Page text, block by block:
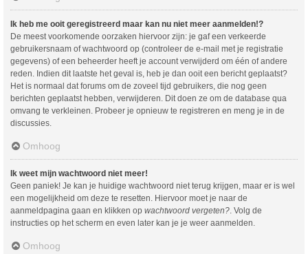
Ik heb me ooit geregistreerd maar kan nu niet meer aanmelden!?
De meest voorkomende oorzaken hiervoor zijn: je gaf een verkeerde
gebruikersnaam of wachtwoord op (controleer de e-mail met je registratie
gegevens) of een beheerder heeft je account verwijderd om één of andere
reden. Indien dit laatste het geval is, heb je dan ooit een bericht geplaatst?
Het is normaal dat forums om de zoveel tijd gebruikers, die nog geen
berichten geplaatst hebben, verwijderen. Dit doen ze om de database qua
omvang te verkleinen. Probeer je opnieuw te registreren en meng je in de
discussies.
Omhoog
Ik weet mijn wachtwoord niet meer!
Geen paniek! Je kan je huidige wachtwoord niet terug krijgen, maar er is wel
een mogelijkheid om deze te resetten. Hiervoor moet je naar de
aanmeldpagina gaan en klikken op wachtwoord vergeten? . Volg de
instructies op het scherm en even later kan je je weer aanmelden.
Omhoog